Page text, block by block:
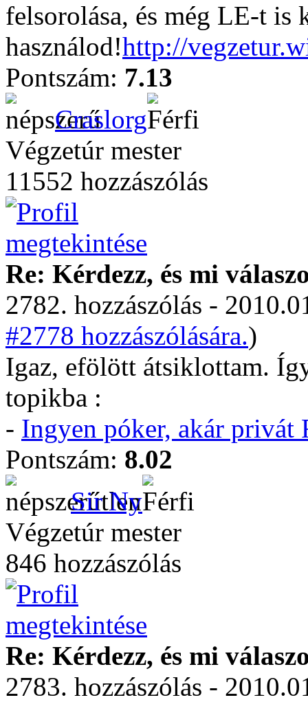
felsorolása, és még LE-t is
használod!http://
Pontszám: 7.13
Craslorg
Végzetúr mester
11552 hozzászólás
Re: Kérdezz, és mi
2782. hozzászólás -
#2778 hozzászólására.)
Igaz, efölött átsiklottam.
topikba :
- Ingyen póker, akár privát
Pontszám: 8.02
Sir Ny
Végzetúr mester
846 hozzászólás
Re: Kérdezz, és mi
2783. hozzászólás -